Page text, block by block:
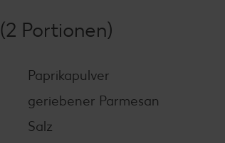
(2 Portionen)
Paprikapulver
geriebener Parmesan
Salz